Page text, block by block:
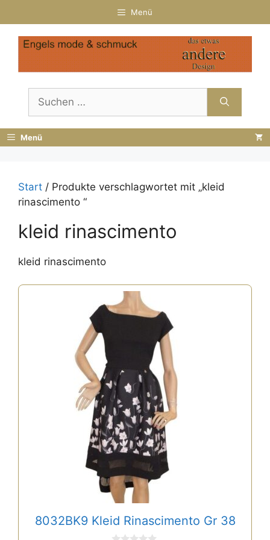
Inhalt
springen
Menü
nach:
Menü
Start / Produkte verschlagwortet mit „kleid
rinascimento “
kleid rinascimento
kleid rinascimento
8032BK9 Kleid Rinascimento Gr 38